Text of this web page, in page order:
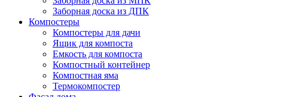
Заборная доска из ДПК
Компостеры
Компостеры для дачи
Ящик для компоста
Емкость для компоста
Компостный контейнер
Компостная яма
Термокомпостер